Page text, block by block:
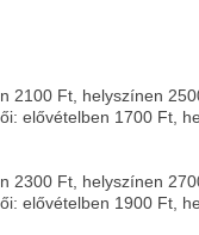
2100 Ft, helyszínen
elővételben 1700 Ft,
2300 Ft, helyszínen
elővételben 1900 Ft,